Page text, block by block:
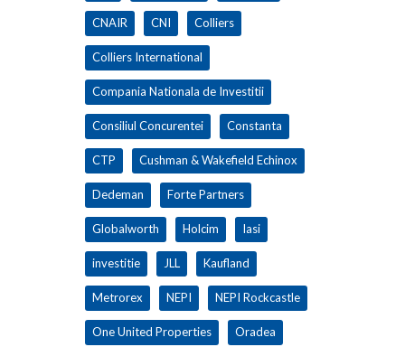
CNAIR CNI Colliers
Colliers International
Compania Nationala de Investitii
Consiliul Concurentei Constanta
CTP Cushman & Wakefield Echinox
Dedeman Forte Partners
Globalworth Holcim Iasi
investitie JLL Kaufland
Metrorex NEPI NEPI Rockcastle
One United Properties Oradea